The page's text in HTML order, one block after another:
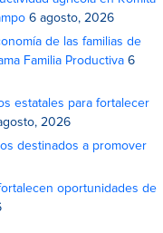
6 agosto, 2026
de las familias de
Familia Productiva 6
estatales para fortalecer
2026
destinados a promover
oportunidades de